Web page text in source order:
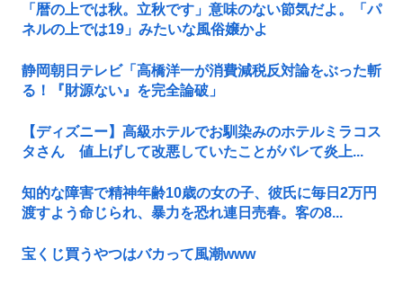
「暦の上では秋。立秋です」意味のない節気だよ。「パ
ネルの上では19」みたいな風俗嬢かよ
静岡朝日テレビ「高橋洋一が消費減税反対論をぶった斬
る！『財源ない』を完全論破」
【ディズニー】高級ホテルでお馴染みのホテルミラコス
タさん 値上げして改悪していたことがバレて炎上...
知的な障害で精神年齢10歳の女の子、彼氏に毎日2万円
渡すよう命じられ、暴力を恐れ連日売春。客の8...
宝くじ買うやつはバカって風潮www